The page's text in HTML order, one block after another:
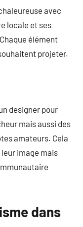
avec
locale et ses
élément
projeter.
designer pour
mais aussi des
amateurs. Cela
image mais
dans